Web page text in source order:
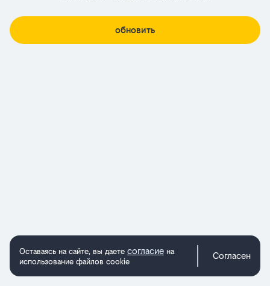
обновить
Оставаясь на сайте, вы даете согласие на
использование файлов cookie
Согласен